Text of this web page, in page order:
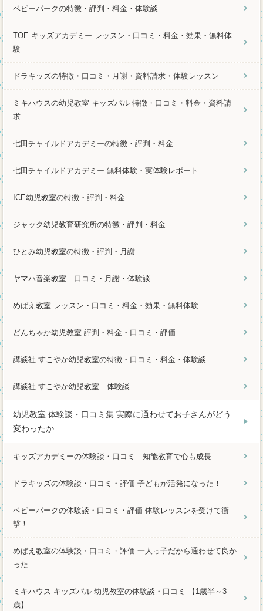
ベビーパークの特徴・評判・料金・体験談
TOE キッズアカデミー レッスン・口コミ・料金・効果・無料体
験
ドラキッズの特徴・口コミ・月謝・資料請求・体験レッスン
ミキハウスの幼児教室 キッズパル 特徴・口コミ・料金・資料請
求
七田チャイルドアカデミーの特徴・評判・料金
七田チャイルドアカデミー 無料体験・実体験レポート
ICE幼児教室の特徴・評判・料金
ジャック幼児教育研究所の特徴・評判・料金
ひとみ幼児教室の特徴・評判・月謝
ヤマハ音楽教室 口コミ・月謝・体験談
めばえ教室 レッスン・口コミ・料金・効果・無料体験
どんちゃか幼児教室 評判・料金・口コミ・評価
講談社 すこやか幼児教室の特徴・口コミ・料金・体験談
講談社 すこやか幼児教室 体験談
幼児教室 体験談・口コミ集 実際に通わせてお子さんがどう
変わったか
キッズアカデミーの体験談・口コミ 知能教育で心も成長
ドラキッズの体験談・口コミ・評価 子どもが活発になった！
ベビーパークの体験談・口コミ・評価 体験レッスンを受けて衝
撃！
めばえ教室の体験談・口コミ・評価 一人っ子だから通わせて良か
った
ミキハウス キッズパル 幼児教室の体験談・口コミ 【1歳半～3
歳】